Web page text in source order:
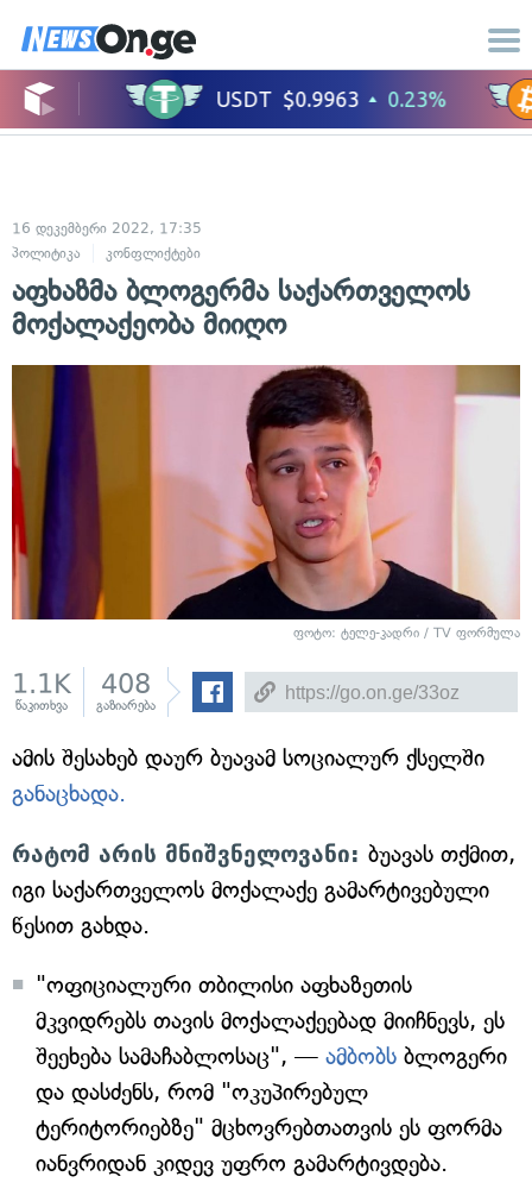
16 დეკემბერი 2022, 17:35
პოლიტიკა
კონფლიქტები
აფხაზმა ბლოგერმა საქართველოს
მოქალაქეობა მიიღო
ფოტო: ტელე-კადრი / TV ფორმულა
1.1K
წაკითხვა
408
გაზიარება
ამის შესახებ დაურ ბუავამ სოციალურ ქსელში
განაცხადა.
რატომ არის მნიშვნელოვანი: ბუავას თქმით,
იგი საქართველოს მოქალაქე გამარტივებული
წესით გახდა.
"ოფიციალური თბილისი აფხაზეთის
მკვიდრებს თავის მოქალაქეებად მიიჩნევს, ეს
შეეხება სამაჩაბლოსაც", — ამბობს ბლოგერი
და დასძენს, რომ "ოკუპირებულ
ტერიტორიებზე" მცხოვრებთათვის ეს ფორმა
იანვრიდან კიდევ უფრო გამარტივდება.